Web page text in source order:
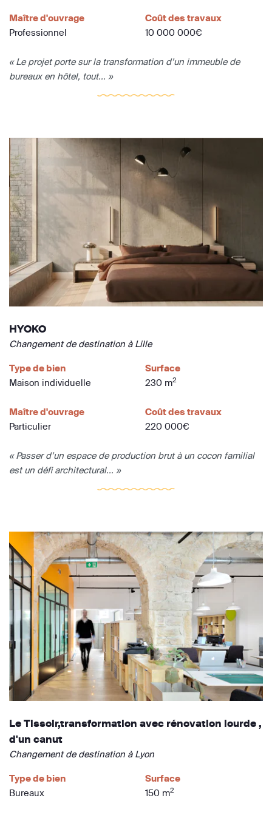
Maître d'ouvrage
Professionnel
Coût des travaux
10 000 000€
« Le projet porte sur la transformation d’un immeuble de
bureaux en hôtel, tout... »
HYOKO
Changement de destination à Lille
Type de bien
Maison individuelle
Surface
230 m2
Maître d'ouvrage
Particulier
Coût des travaux
220 000€
« Passer d’un espace de production brut à un cocon familial
est un défi architectural... »
Le Tissoir,transformation avec rénovation lourde ,
d'un canut
Changement de destination à Lyon
Type de bien
Bureaux
Surface
150 m2